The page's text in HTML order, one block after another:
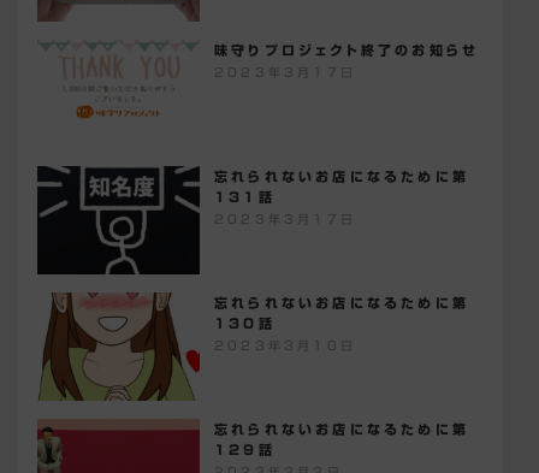
味守りプロジェクト終了のお知らせ
2023年3月17日
忘れられないお店になるために第
131話
2023年3月17日
忘れられないお店になるために第
130話
2023年3月10日
忘れられないお店になるために第
129話